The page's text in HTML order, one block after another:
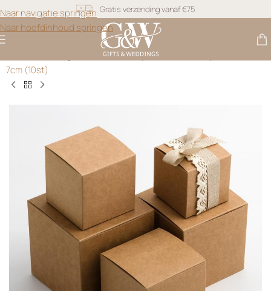
Naar navigatie springen
Naar hoofdinhoud springen
Snel geleverd
Gratis personalisatie
Cadeau Doosjes>
7cm (10st)